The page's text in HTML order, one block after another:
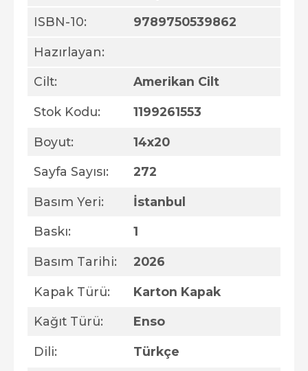
ISBN-10: 9789750539862
Hazırlayan:
Cilt: Amerikan Cilt
Stok Kodu: 1199261553
Boyut: 14x20
Sayfa Sayısı: 272
Basım Yeri: İstanbul
Baskı: 1
Basım Tarihi: 2026
Kapak Türü: Karton Kapak
Kağıt Türü: Enso
Dili: Türkçe